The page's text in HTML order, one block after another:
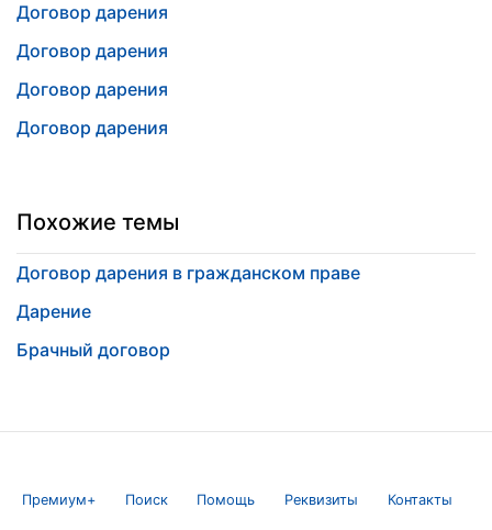
Договор дарения
Договор дарения
Договор дарения
Договор дарения
Похожие темы
Договор дарения в гражданском праве
Дарение
Брачный договор
Премиум+ Поиск Помощь Реквизиты Контакты